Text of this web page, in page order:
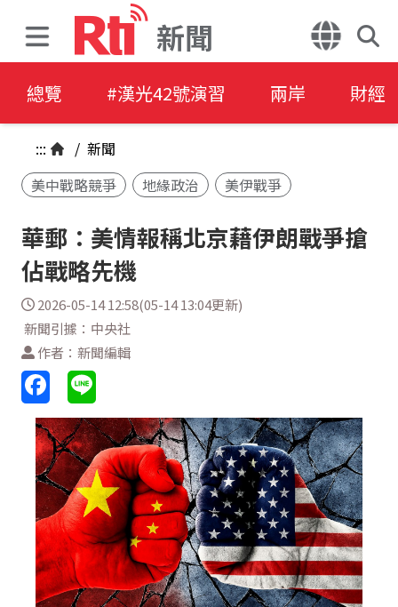
新聞
總覽 #漢光42號演習 兩岸 財經
::: / 新聞
美中戰略競爭
地緣政治 美伊戰爭
華郵：美情報稱北京藉伊朗戰爭搶
佔戰略先機
2026-05-14 12:58(05-14 13:04更新)
新聞引據：中央社
作者：新聞編輯